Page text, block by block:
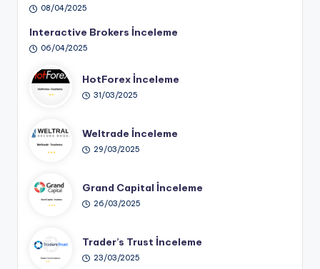
08/04/2025
Interactive Brokers İnceleme
06/04/2025
HotForex İnceleme
31/03/2025
Weltrade İnceleme
29/03/2025
Grand Capital İnceleme
26/03/2025
Trader’s Trust İnceleme
23/03/2025